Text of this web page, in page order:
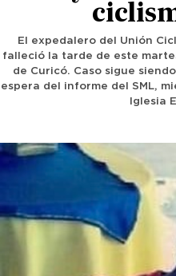
El expedalero del Unión
falleció la tarde de este
de Curicó. Caso sigue
espera del informe del SML,
Iglesia